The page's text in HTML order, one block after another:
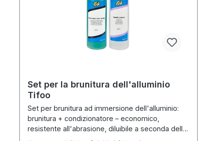
Set per la brunitura dell'alluminio
Tifoo
Set per brunitura ad immersione dell'alluminio:
brunitura + condizionatore – economico,
resistente all'abrasione, diluibile a seconda della